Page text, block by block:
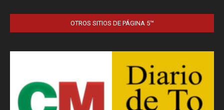
OTROS SITIOS DE PÁGINA 5™